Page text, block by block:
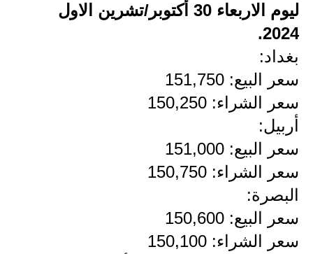
الاخبار الرياضية
ليوم الاربعاء 30 أكتوبر/تشرين الاول
2024.
بغداد:
سعر البيع: 151,750
سعر الشراء: 150,250
أربيل:
سعر البيع: 151,000
سعر الشراء: 150,750
البصرة:
سعر البيع: 150,600
سعر الشراء: 150,100